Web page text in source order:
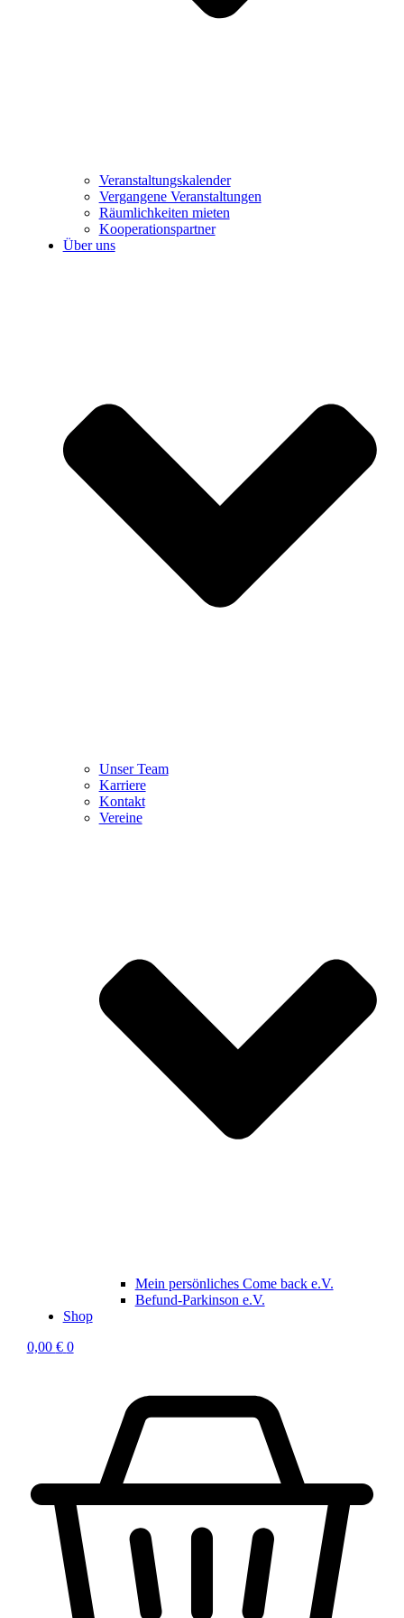
Veranstaltungskalender
Vergangene Veranstaltungen
Räumlichkeiten mieten
Kooperationspartner
Über uns
Unser Team
Karriere
Kontakt
Vereine
Mein persönliches Come back e.V.
Befund-Parkinson e.V.
Shop
0,00 € 0